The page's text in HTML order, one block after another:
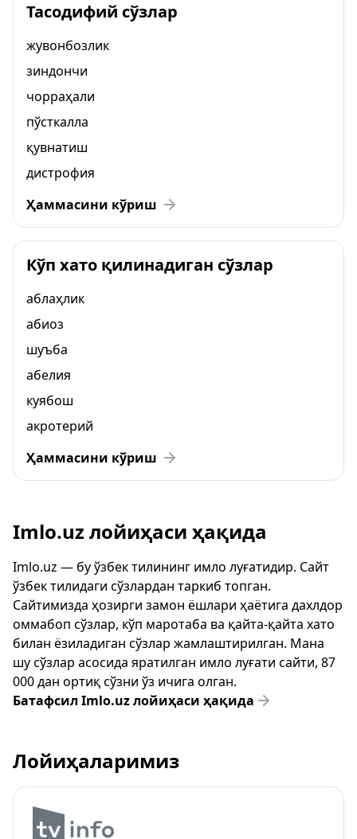
Тасодифий сўзлар
жувонбозлик
зиндончи
чорраҳали
пўсткалла
қувнатиш
дистрофия
Ҳаммасини кўриш
Кўп хато қилинадиган сўзлар
аблаҳлик
абиоз
шуъба
абелия
куябош
акротерий
Ҳаммасини кўриш
Imlo.uz лойиҳаси ҳақида
Imlo.uz — бу ўзбек тилининг имло луғатидир. Сайт
ўзбек тилидаги сўзлардан таркиб топган.
Сайтимизда ҳозирги замон ёшлари ҳаётига дахлдор
оммабоп сўзлар, кўп маротаба ва қайта-қайта хато
билан ёзиладиган сўзлар жамлаштирилган. Мана
шу сўзлар асосида яратилган имло луғати сайти, 87
000 дан ортиқ сўзни ўз ичига олган.
Батафсил Imlo.uz лойиҳаси ҳақида
Лойиҳаларимиз